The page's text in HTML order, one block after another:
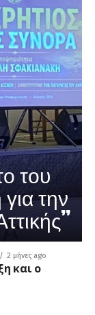
του
την
2 μήνες ago
και ο